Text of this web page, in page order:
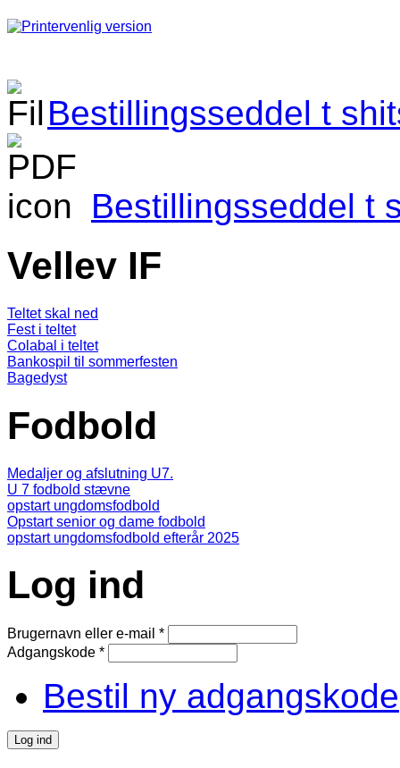
Bestillingsseddel t
Bestillingsseddel t
Vellev IF
Teltet skal ned
Fest i teltet
Colabal i teltet
Bankospil til sommerfesten
Bagedyst
Fodbold
Medaljer og afslutning U7.
U 7 fodbold stævne
opstart ungdomsfodbold
Opstart senior og dame fodbold
opstart ungdomsfodbold efterår 2025
Log ind
Brugernavn eller e-mail *
Adgangskode *
Bestil ny adgangskode